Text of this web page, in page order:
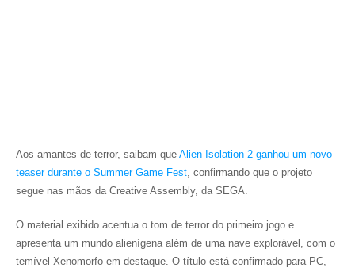
Aos amantes de terror, saibam que Alien Isolation 2 ganhou um novo
teaser durante o Summer Game Fest, confirmando que o projeto
segue nas mãos da Creative Assembly, da SEGA.
O material exibido acentua o tom de terror do primeiro jogo e
apresenta um mundo alienígena além de uma nave explorável, com o
temível Xenomorfo em destaque. O título está confirmado para PC,